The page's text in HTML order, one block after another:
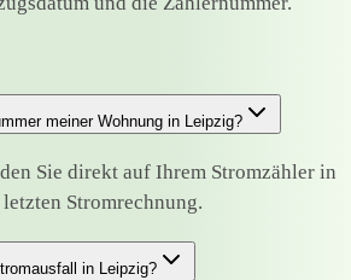
meiner Wohnung in Leipzig?
Sie direkt auf Ihrem Stromzähler in
Stromrechnung.
in Leipzig?